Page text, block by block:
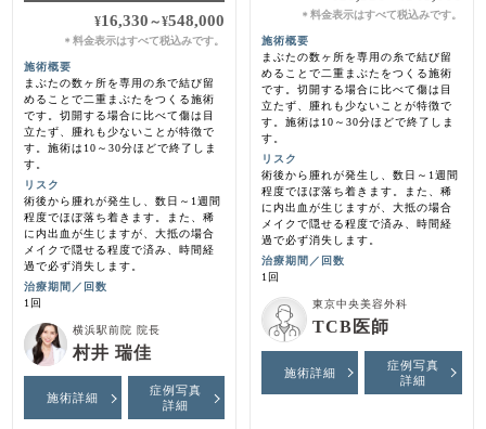
¥16,330 ～¥548,000
＊料金表示はすべて税込みです。
施術概要
まぶたの数ヶ所を専用の糸で結び留
めることで二重まぶたをつくる施術
です。切開する場合に比べて傷は目
立たず、腫れも少ないことが特徴で
す。施術は10～30分ほどで終了しま
す。
リスク
術後から腫れが発生し、数日～1週間
程度でほぼ落ち着きます。また、稀
に内出血が生じますが、大抵の場合
メイクで隠せる程度で済み、時間経
過で必ず消失します。
治療期間／回数
1回
横浜駅前院 院長
村井 瑞佳
施術詳細
症例写真
詳細
＊ 料金表示はすべて税込みです。
施術概要
まぶたの数ヶ所を専用の糸で結び留
めることで二重まぶたをつくる施術
です。切開する場合に比べて傷は目
立たず、腫れも少ないことが特徴で
す。施術は10～30分ほどで終了しま
す。
リスク
術後から腫れが発生し、数日～1週間
程度でほぼ落ち着きます。また、稀
に内出血が生じますが、大抵の場合
メイクで隠せる程度で済み、時間経
過で必ず消失します。
治療期間／回数
1回
東京中央美容外科
TCB医師
施術詳細
症例写真
詳細